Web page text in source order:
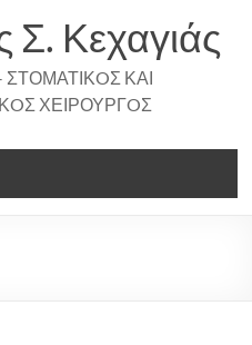
Σ. Κεχαγιάς
ΣΤΟΜΑΤΙΚOΣ ΚΑΙ
ΧΕΙΡΟΥΡΓOΣ